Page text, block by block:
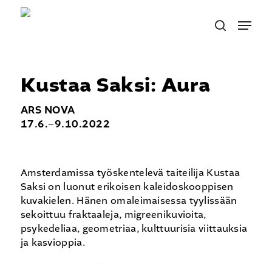
Skip
search
Menu
Kustaa Saksi: Aura
ARS NOVA
17.6.−9.10.2022
Amsterdamissa työskentelevä taiteilija Kustaa
Saksi on luonut erikoisen kaleidoskooppisen
kuvakielen. Hänen omaleimaisessa tyylissään
sekoittuu fraktaaleja, migreenikuvioita,
psykedeliaa, geometriaa, kulttuurisia viittauksia
ja kasvioppia.